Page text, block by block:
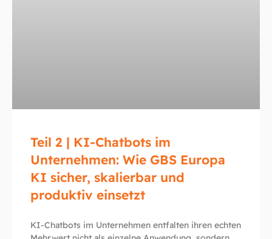
Teil 2 | KI-Chatbots im
Unternehmen: Wie GBS Europa
KI sicher, skalierbar und
produktiv einsetzt
KI-Chatbots im Unternehmen entfalten ihren echten